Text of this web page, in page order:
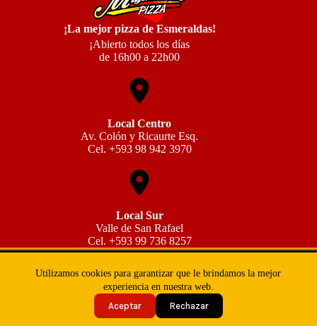
Utilizamos cookies para garantizar que le brindamos la mejor
experiencia en nuestra web.
Aceptar
Rechazar
¡La mejor pizza de Esmeraldas!
¡Abierto todos los días
de 16h00 a 22h00
Local Centro
Av. Colón y Ricaurte Esq.
Cel. +593 98 942 3970
Local Sur
Valle de San Rafael
Cel. +593 99 736 8257
Política de Privacidad
Política de Cookies
Términos y condiciones